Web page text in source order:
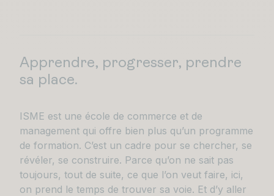
Apprendre, progresser, prendre
sa place.
ISME est une école de commerce et de
management qui offre bien plus qu’un programme
de formation. C’est un cadre pour se chercher, se
révéler, se construire. Parce qu’on ne sait pas
toujours, tout de suite, ce que l’on veut faire, ici,
on prend le temps de trouver sa voie. Et d’y aller